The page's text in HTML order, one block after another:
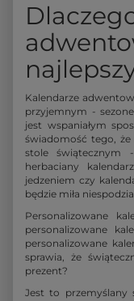
Kalendarze
przyjemnym -
jest wspaniałym
świadomość tego, że
stole świątecznym
herbaciany
jedzeniem czy
będzie miła
Personalizowane
personalizowane
personalizowane
sprawia, że
prezent?
Jest to przemyślany